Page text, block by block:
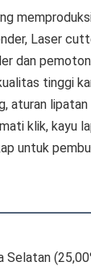
Laser
dan
tinggi
aturan
klik,
untuk